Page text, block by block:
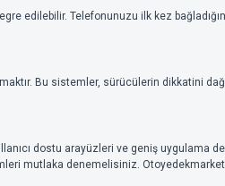
edilebilir. Telefonunuzu ilk kez
Bu sistemler, sürücülerin dikkatini
dostu arayüzleri ve geniş
mutlaka denemelisiniz.